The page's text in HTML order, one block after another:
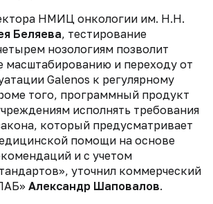
НМИЦ онкологии им. Н.Н.
Беляева, тестирование
нозологиям позволит
масштабированию и переходу от
Galenos к регулярному
того, программный продукт
исполнять требования
который предусматривает
помощи на основе
и с учетом
уточнил коммерческий
Александр Шаповалов.